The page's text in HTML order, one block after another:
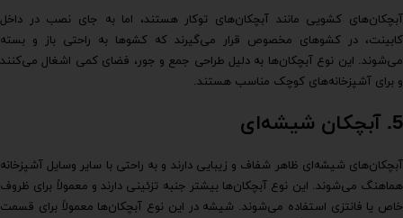
آبچکان‌های کشویی مانند آبچکان‌های توکار هستند، اما به جای نصب در داخل
کابینت، در کشوهای مخصوص قرار می‌گیرند که کشوها به راحتی باز و بسته
می‌شوند. این نوع آبچکان‌ها به دلیل طراحی جمع و جور، فضای کمی اشغال می‌کنند
و برای آشپزخانه‌های کوچک مناسب هستند.
5. آبچکان شیشه‌ای
آبچکان‌های شیشه‌ای ظاهر شفاف و زیبایی دارند و به راحتی با سایر وسایل آشپزخانه
هماهنگ می‌شوند. این نوع آبچکان‌ها بیشتر جنبه تزئینی دارند و معمولاً برای ظروف
خاص یا فانتزی استفاده می‌شوند. شیشه در این نوع آبچکان‌ها معمولاً برای قسمت